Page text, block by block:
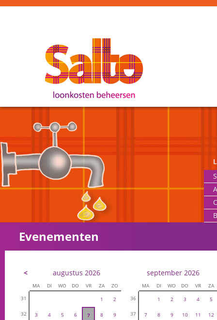
Evenementen
< augustus 2026
MA DI WO DO VR ZA
ZO
31
1 2
32 3 4 5 6 7 8 9
september 2026
MA DI WO DO VR
ZA
36
1 2 3 4 5
37 7 8 9 10 11 12